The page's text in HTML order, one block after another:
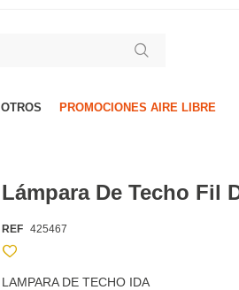
OTROS PROMOCIONES AIRE LIBRE
Lámpara De Techo Fil
REF 425467
LAMPARA DE TECHO IDA